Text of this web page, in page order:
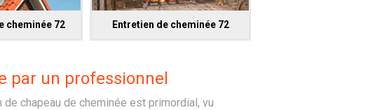
cheminée 72 Entretien de cheminée 72
par un professionnel
chapeau de cheminée est primordial, vu